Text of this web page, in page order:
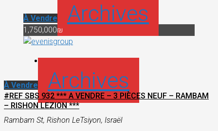
À Vendre Archives
1,750,000₪
À Vendre Archives
#REF SBS 932 *** A VENDRE – 3 PIÈCES NEUF – RAMBAM
– RISHON LEZION ***
Rambam St, Rishon LeTsiyon, Israël